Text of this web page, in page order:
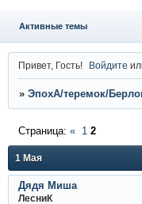
Активные темы
Привет, Гость! Войдите
» ЭпохА/теремок/
1 Мая
Страница: « 1 2
Дядя Миша
ЛесниК